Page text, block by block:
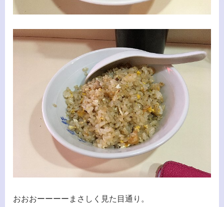
おおおーーーーまさしく見た目通り。